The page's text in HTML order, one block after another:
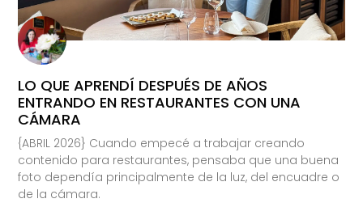
LO QUE APRENDÍ DESPUÉS DE AÑOS
ENTRANDO EN RESTAURANTES CON UNA
CÁMARA
{ABRIL 2026} Cuando empecé a trabajar creando
contenido para restaurantes, pensaba que una buena
foto dependía principalmente de la luz, del encuadre o
de la cámara.